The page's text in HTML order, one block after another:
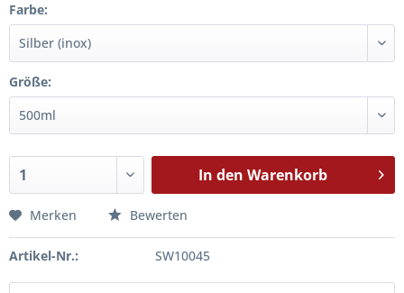
Farbe:
Größe:
In den Warenkorb
Merken Bewerten
Artikel-Nr.: SW10045